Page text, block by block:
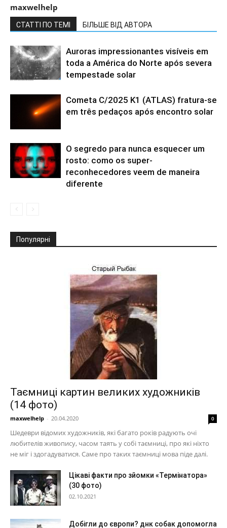
maxwelhelp
СТАТТІ ПО ТЕМІ БІЛЬШЕ ВІД АВТОРА
Auroras impressionantes visíveis em
toda a América do Norte após severa
tempestade solar
Cometa C/2025 K1 (ATLAS) fratura-se
em três pedaços após encontro solar
O segredo para nunca esquecer um
rosto: como os super-
reconhecedores veem de maneira
diferente
Популярні
Таємниці картин великих художників
(14 фото)
maxwelhelp - 20.04.2020 0
Шедеври відомих художників, які багато років радують очі
любителів живопису, часом таять у собі таємниці, про які ніхто
не міг і здогадуватися. Саме про таких таємниці мова піде далі.
Цікаві факти про зйомки «Термінатора»
(30 фото)
02.10.2021
Добігли до європи? днк собак допомогла